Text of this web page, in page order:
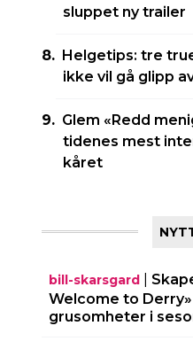
sluppet ny trailer
Helgetips: tre
ikke vil gå glipp
Glem «Redd
tidenes mest
kåret
bill-skarsgard|
Welcome to
grusomheter i